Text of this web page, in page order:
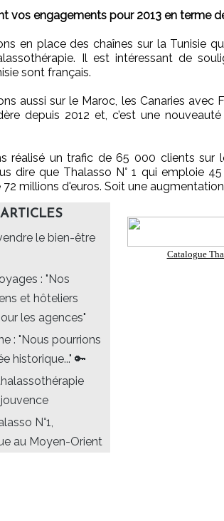
vos engagements pour 2013 en terme
en place des chaînes sur la Tunisie
Il est intéressant de
sont français.
aussi sur le Maroc, les Canaries avec
depuis 2012 et, c’est une
réalisé un trafic de 65 000 clients sur
dire que Thalasso N° 1 qui emploie
72 millions d'euros. Soit une
le bien-être
: "Nos
et hôteliers
les agences"
: "Nous pourrions
historique..." 🔑
jouvence
N°1,
au Moyen-Orient
Catalogue